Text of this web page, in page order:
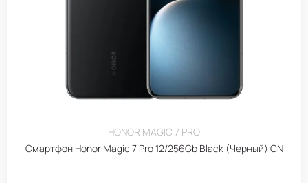
HONOR MAGIC 7 PRO
Смартфон Honor Magic 7 Pro 12/256Gb Black (Черный) CN